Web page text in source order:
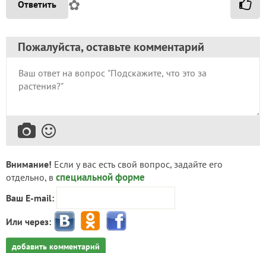
Ответить ✿
Пожалуйста, оставьте комментарий
Внимание! Если у вас есть свой вопрос, задайте его
отдельно, в специальной форме
Ваш E-mail:
Или через:
добавить комментарий